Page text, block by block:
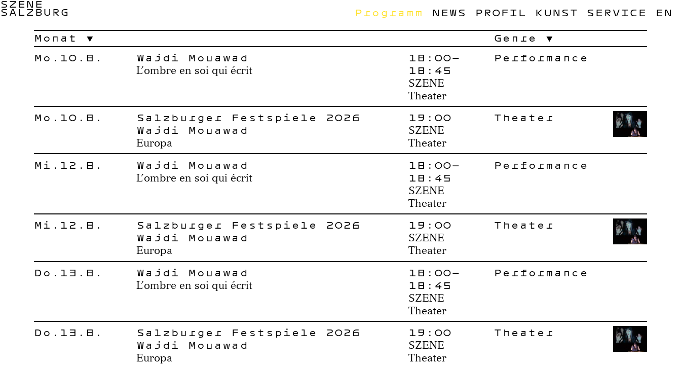
SZENE
SALZBURG Programm NEWS PROFIL KUNST SERVICE
EN
Monat
Genre
Mo.10.8.
Wajdi Mouawad
L’ombre en soi qui écrit
18:00–
18:45
SZENE
Theater
Performance
Mo.10.8.
Salzburger Festspiele 2026
Wajdi Mouawad
Europa
19:00
SZENE
Theater
Theater
Mi.12.8. Wajdi Mouawad
L’ombre en soi qui écrit
18:00–
18:45
SZENE
Theater
Performance
Mi.12.8.
Salzburger Festspiele 2026
Wajdi Mouawad
Europa
19:00
SZENE
Theater
Theater
Do.13.8. Wajdi Mouawad
L’ombre en soi qui écrit
18:00–
18:45
SZENE
Theater
Performance
Do.13.8.
Salzburger Festspiele 2026
Wajdi Mouawad
Europa
19:00
SZENE
Theater
Theater